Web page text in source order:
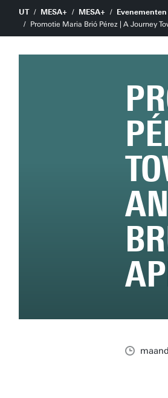
UT MESA+ MESA+
Evenementen
Promotie Maria Brió Pérez | A Journey